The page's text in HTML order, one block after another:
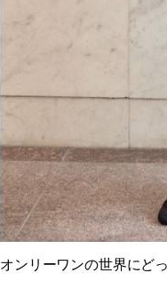
オンリーワンの世界にど